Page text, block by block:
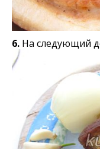
6. На следующий